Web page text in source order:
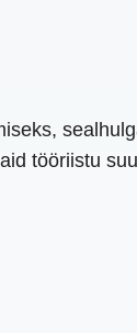
tööriistu